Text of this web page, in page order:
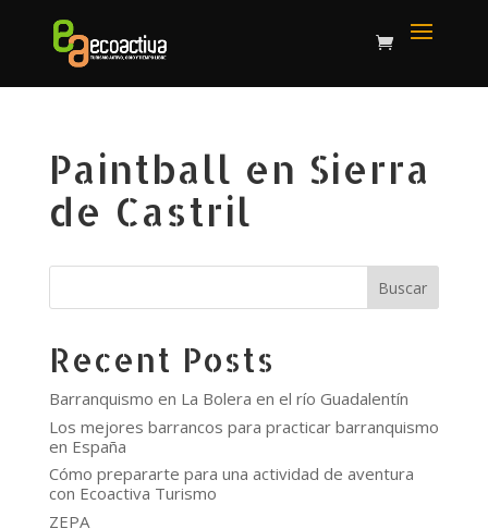
Paintball en Sierra
de Castril
Buscar
Recent Posts
Barranquismo en La Bolera en el río Guadalentín
Los mejores barrancos para practicar barranquismo
en España
Cómo prepararte para una actividad de aventura
con Ecoactiva Turismo
ZEPA